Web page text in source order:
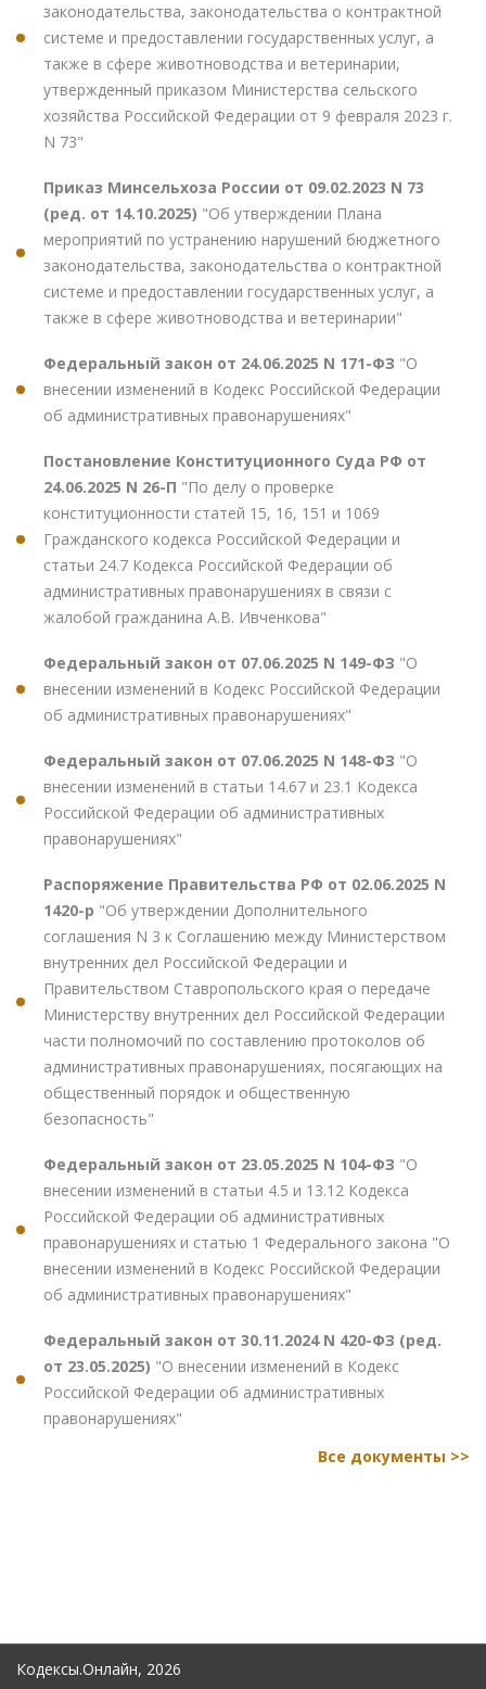
законодательства, законодательства о контрактной
системе и предоставлении государственных услуг, а
также в сфере животноводства и ветеринарии,
утвержденный приказом Министерства сельского
хозяйства Российской Федерации от 9 февраля 2023 г.
N 73"
Приказ Минсельхоза России от 09.02.2023 N 73
(ред. от 14.10.2025) "Об утверждении Плана
мероприятий по устранению нарушений бюджетного
законодательства, законодательства о контрактной
системе и предоставлении государственных услуг, а
также в сфере животноводства и ветеринарии"
Федеральный закон от 24.06.2025 N 171-ФЗ "О
внесении изменений в Кодекс Российской Федерации
об административных правонарушениях"
Постановление Конституционного Суда РФ от
24.06.2025 N 26-П "По делу о проверке
конституционности статей 15, 16, 151 и 1069
Гражданского кодекса Российской Федерации и
статьи 24.7 Кодекса Российской Федерации об
административных правонарушениях в связи с
жалобой гражданина А.В. Ивченкова"
Федеральный закон от 07.06.2025 N 149-ФЗ "О
внесении изменений в Кодекс Российской Федерации
об административных правонарушениях"
Федеральный закон от 07.06.2025 N 148-ФЗ "О
внесении изменений в статьи 14.67 и 23.1 Кодекса
Российской Федерации об административных
правонарушениях"
Распоряжение Правительства РФ от 02.06.2025 N
1420-р "Об утверждении Дополнительного
соглашения N 3 к Соглашению между Министерством
внутренних дел Российской Федерации и
Правительством Ставропольского края о передаче
Министерству внутренних дел Российской Федерации
части полномочий по составлению протоколов об
административных правонарушениях, посягающих на
общественный порядок и общественную
безопасность"
Федеральный закон от 23.05.2025 N 104-ФЗ "О
внесении изменений в статьи 4.5 и 13.12 Кодекса
Российской Федерации об административных
правонарушениях и статью 1 Федерального закона "О
внесении изменений в Кодекс Российской Федерации
об административных правонарушениях"
Федеральный закон от 30.11.2024 N 420-ФЗ (ред.
от 23.05.2025) "О внесении изменений в Кодекс
Российской Федерации об административных
правонарушениях"
Все документы >>
Кодексы.Онлайн, 2026